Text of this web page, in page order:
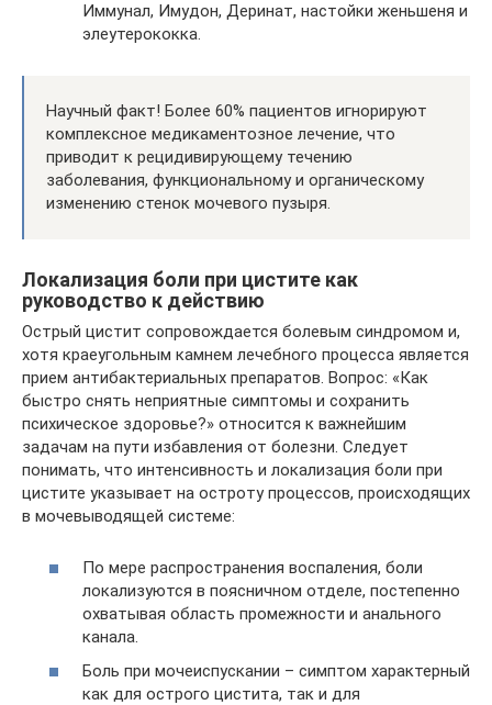
Иммунал, Имудон, Деринат, настойки женьшеня и
элеутерококка.
Научный факт! Более 60% пациентов игнорируют
комплексное медикаментозное лечение, что
приводит к рецидивирующему течению
заболевания, функциональному и органическому
изменению стенок мочевого пузыря.
Локализация боли при цистите как
руководство к действию
Острый цистит сопровождается болевым синдромом и,
хотя краеугольным камнем лечебного процесса является
прием антибактериальных препаратов. Вопрос: «Как
быстро снять неприятные симптомы и сохранить
психическое здоровье?» относится к важнейшим
задачам на пути избавления от болезни. Следует
понимать, что интенсивность и локализация боли при
цистите указывает на остроту процессов, происходящих
в мочевыводящей системе:
По мере распространения воспаления, боли
локализуются в поясничном отделе, постепенно
охватывая область промежности и анального
канала.
Боль при мочеиспускании – симптом характерный
как для острого цистита, так и для